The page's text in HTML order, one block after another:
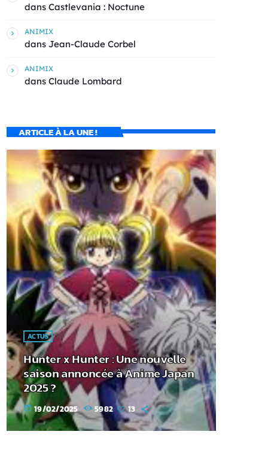
dans Castlevania : Noctune
ANIMIX
dans Jean-Claude Corbel
ANIMIX
dans Claude Lombard
ARTICLE À LA UNE !
ACTUS
Hunter x Hunter : Une nouvelle
saison annoncée à Anime Japan
2025 ?
today 19/02/2025 5982 13